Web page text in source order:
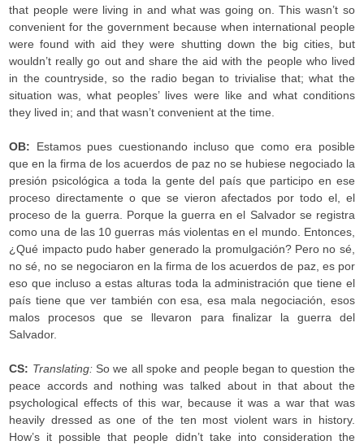
that people were living in and what was going on. This wasn’t so
convenient for the government because when international people
were found with aid they were shutting down the big cities, but
wouldn’t really go out and share the aid with the people who lived
in the countryside, so the radio began to trivialise that; what the
situation was, what peoples’ lives were like and what conditions
they lived in; and that wasn’t convenient at the time.
OB: Estamos pues cuestionando incluso que como era posible
que en la firma de los acuerdos de paz no se hubiese negociado la
presión psicológica a toda la gente del país que participo en ese
proceso directamente o que se vieron afectados por todo el, el
proceso de la guerra. Porque la guerra en el Salvador se registra
como una de las 10 guerras más violentas en el mundo. Entonces,
¿Qué impacto pudo haber generado la promulgación? Pero no sé,
no sé, no se negociaron en la firma de los acuerdos de paz, es por
eso que incluso a estas alturas toda la administración que tiene el
país tiene que ver también con esa, esa mala negociación, esos
malos procesos que se llevaron para finalizar la guerra del
Salvador.
CS: Translating:So we all spoke and people began to question the
peace accords and nothing was talked about in that about the
psychological effects of this war, because it was a war that was
heavily dressed as one of the ten most violent wars in history.
How’s it possible that people didn’t take into consideration the